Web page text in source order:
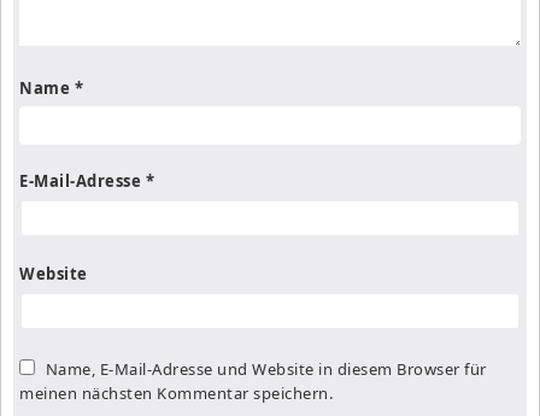
Name *
E-Mail-Adresse *
Website
Name, E-Mail-Adresse und Website in diesem Browser für
meinen nächsten Kommentar speichern.